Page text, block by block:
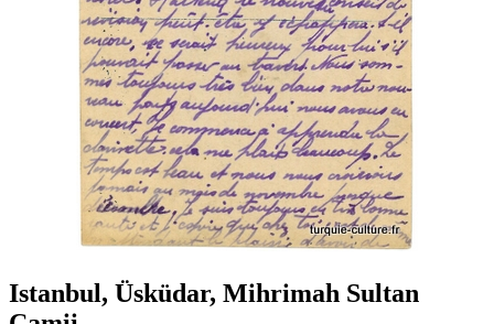
Istanbul, Üsküdar, Mihrimah Sultan